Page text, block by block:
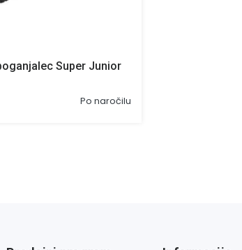
Super Junior
Po naročilu